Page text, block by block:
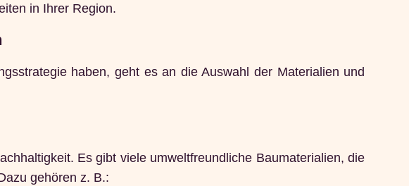
in Ihrer Region.
haben, geht es an die Auswahl der Materialien und
Es gibt viele umweltfreundliche Baumaterialien, die
gehören z. B.: